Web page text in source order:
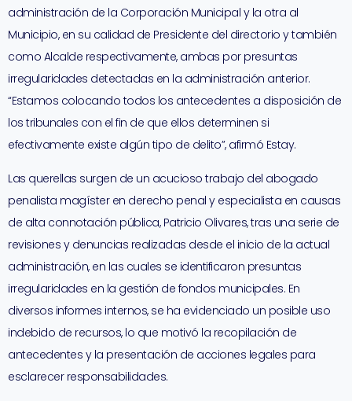
administración de la Corporación Municipal y la otra al
Municipio, en su calidad de Presidente del directorio y también
como Alcalde respectivamente, ambas por presuntas
irregularidades detectadas en la administración anterior.
“Estamos colocando todos los antecedentes a disposición de
los tribunales con el fin de que ellos determinen si
efectivamente existe algún tipo de delito”, afirmó Estay.
Las querellas surgen de un acucioso trabajo del abogado
penalista magíster en derecho penal y especialista en causas
de alta connotación pública, Patricio Olivares, tras una serie de
revisiones y denuncias realizadas desde el inicio de la actual
administración, en las cuales se identificaron presuntas
irregularidades en la gestión de fondos municipales. En
diversos informes internos, se ha evidenciado un posible uso
indebido de recursos, lo que motivó la recopilación de
antecedentes y la presentación de acciones legales para
esclarecer responsabilidades.